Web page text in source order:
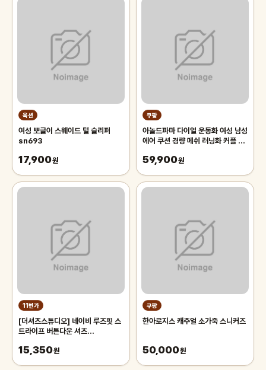
옥션
여성 뽀글이 스웨이드 털 슬리퍼
sn693
17,900원
쿠팡
아놀드파마 다이얼 운동화 여성 남성
에어 쿠션 경량 메쉬 러닝화 커플 스
59,900원
11번가
[더셔츠스튜디오] 네이비 루즈핏 스
트라이프 버튼다운 셔츠
15,350원
쿠팡
한아로지스 캐주얼 소가죽 스니커즈
50,000원